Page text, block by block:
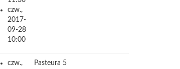
czw.,
2017-
09-28
10:00
czw.,
Pasteura 5